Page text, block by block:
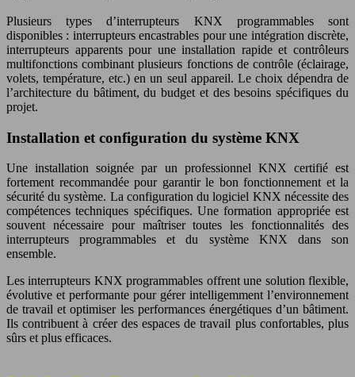
Plusieurs types d’interrupteurs KNX programmables sont
disponibles : interrupteurs encastrables pour une intégration discrète,
interrupteurs apparents pour une installation rapide et contrôleurs
multifonctions combinant plusieurs fonctions de contrôle (éclairage,
volets, température, etc.) en un seul appareil. Le choix dépendra de
l’architecture du bâtiment, du budget et des besoins spécifiques du
projet.
Installation et configuration du système KNX
Une installation soignée par un professionnel KNX certifié est
fortement recommandée pour garantir le bon fonctionnement et la
sécurité du système. La configuration du logiciel KNX nécessite des
compétences techniques spécifiques. Une formation appropriée est
souvent nécessaire pour maîtriser toutes les fonctionnalités des
interrupteurs programmables et du système KNX dans son
ensemble.
Les interrupteurs KNX programmables offrent une solution flexible,
évolutive et performante pour gérer intelligemment l’environnement
de travail et optimiser les performances énergétiques d’un bâtiment.
Ils contribuent à créer des espaces de travail plus confortables, plus
sûrs et plus efficaces.